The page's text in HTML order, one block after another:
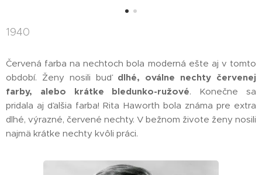
1940
Červená farba na nechtoch bola moderná ešte aj v tomto
období. Ženy nosili buď dlhé, oválne nechty červenej
farby, alebo krátke bledunko-ružové. Konečne sa
pridala aj ďalšia farba! Rita Haworth bola známa pre extra
dlhé, výrazné, červené nechty. V bežnom živote ženy nosili
najmä krátke nechty kvôli práci.